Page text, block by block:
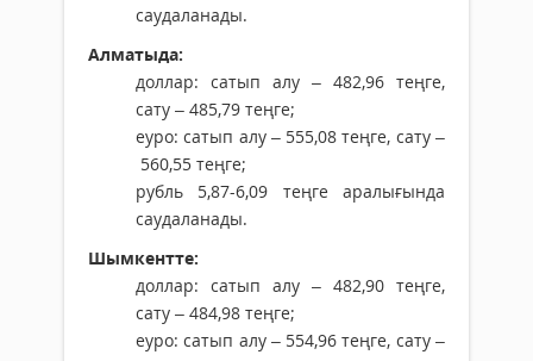
саудаланады.
Алматыда:
доллар: сатып алу – 482,96 теңге,
сату – 485,79 теңге;
еуро: сатып алу – 555,08 теңге, сату –
560,55 теңге;
рубль 5,87-6,09 теңге аралығында
саудаланады.
Шымкентте:
доллар: сатып алу – 482,90 теңге,
сату – 484,98 теңге;
еуро: сатып алу – 554,96 теңге, сату –